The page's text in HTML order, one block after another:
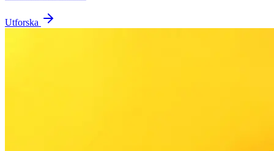
Utforska